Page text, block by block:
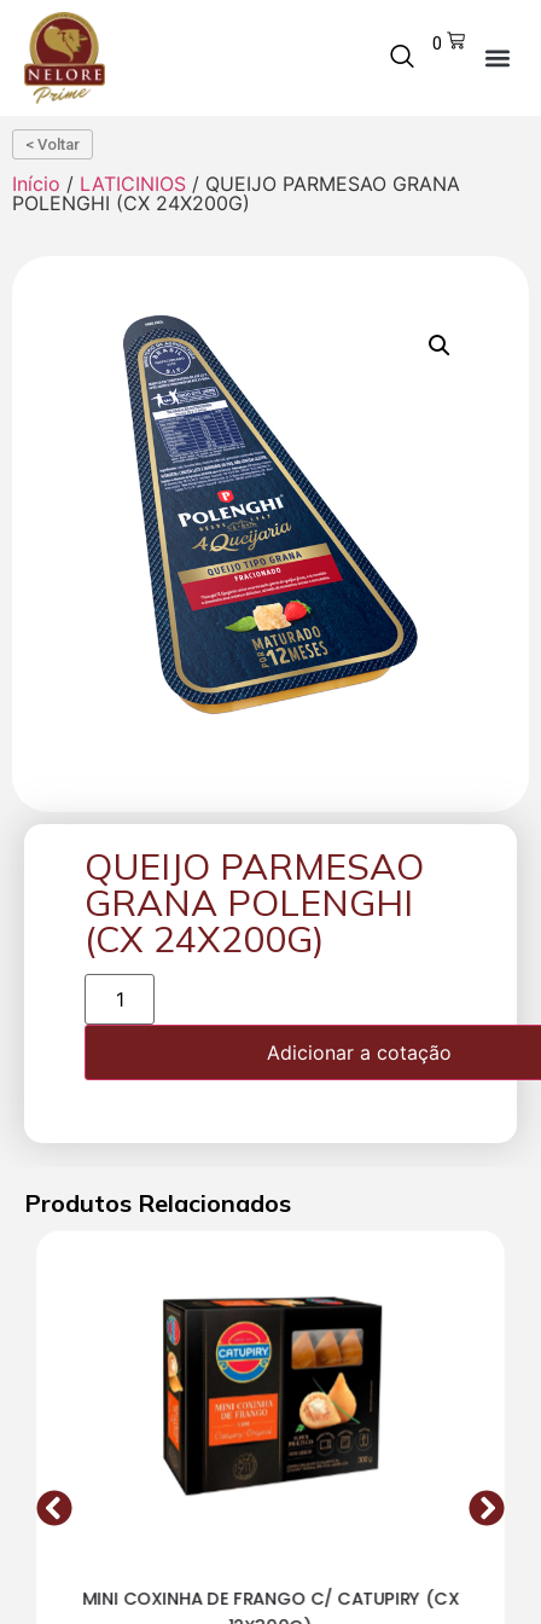
0
< Voltar
Início / LATICINIOS / QUEIJO PARMESAO GRANA
POLENGHI (CX 24X200G)
QUEIJO PARMESAO
GRANA POLENGHI
(CX 24X200G)
Adicionar a cotação
Produtos Relacionados
MINI COXINHA DE FRANGO C/ CATUPIRY (CX